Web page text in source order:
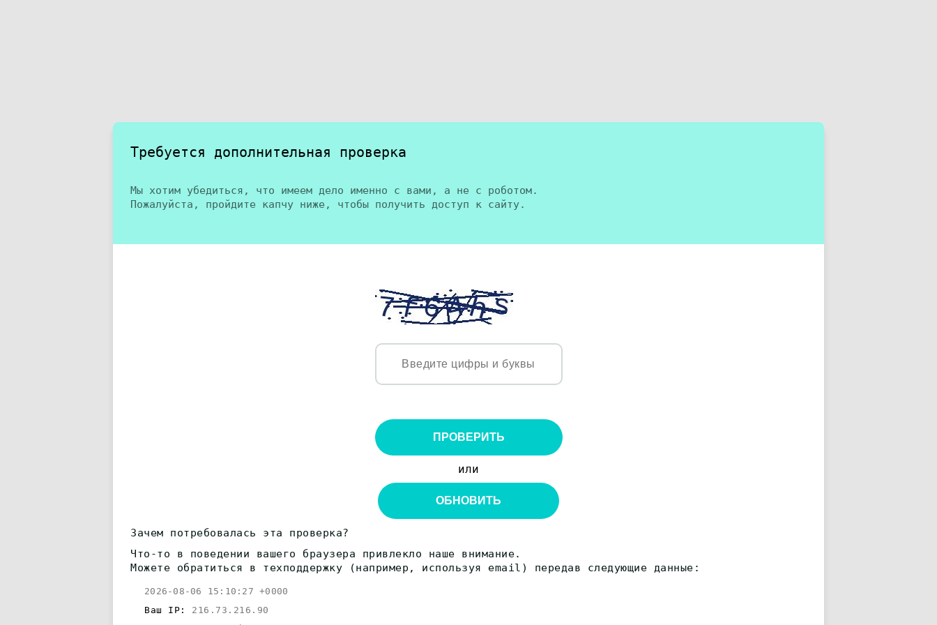
Требуется дополнительная проверка
Мы хотим убедиться, что имеем дело именно с вами, а не с роботом.
Пожалуйста, пройдите капчу ниже, чтобы получить доступ к сайту.
ПРОВЕРИТЬ
или
ОБНОВИТЬ
Зачем потребовалась эта проверка?
Что-то в поведении вашего браузера привлекло наше внимание.
Можете обратиться в техподдержку (например, используя email) передав следующие данные:
2026-08-06 15:10:27 +0000
Ваш IP: 216.73.216.90